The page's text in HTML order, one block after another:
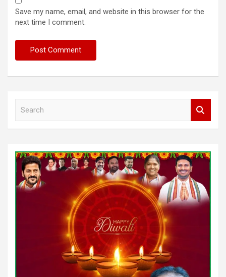
Save my name, email, and website in this browser for the
next time I comment.
h